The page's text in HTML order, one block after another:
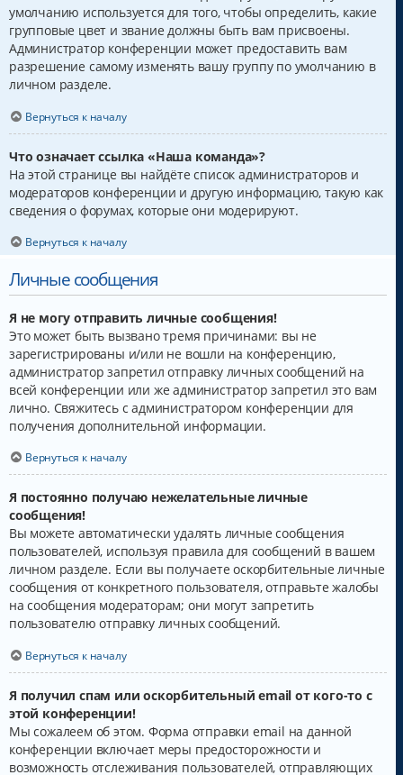
умолчанию используется для того, чтобы определить, какие
групповые цвет и звание должны быть вам присвоены.
Администратор конференции может предоставить вам
разрешение самому изменять вашу группу по умолчанию в
личном разделе.
Вернуться к началу
Что означает ссылка «Наша команда»?
На этой странице вы найдёте список администраторов и
модераторов конференции и другую информацию, такую как
сведения о форумах, которые они модерируют.
Вернуться к началу
Личные сообщения
Я не могу отправить личные сообщения!
Это может быть вызвано тремя причинами: вы не
зарегистрированы и/или не вошли на конференцию,
администратор запретил отправку личных сообщений на
всей конференции или же администратор запретил это вам
лично. Свяжитесь с администратором конференции для
получения дополнительной информации.
Вернуться к началу
Я постоянно получаю нежелательные личные
сообщения!
Вы можете автоматически удалять личные сообщения
пользователей, используя правила для сообщений в вашем
личном разделе. Если вы получаете оскорбительные личные
сообщения от конкретного пользователя, отправьте жалобы
на сообщения модераторам; они могут запретить
пользователю отправку личных сообщений.
Вернуться к началу
Я получил спам или оскорбительный email от кого-то с
этой конференции!
Мы сожалеем об этом. Форма отправки email на данной
конференции включает меры предосторожности и
возможность отслеживания пользователей, отправляющих